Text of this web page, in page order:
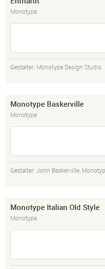
Monotype
Gestalter: Monotype Design Studio
Monotype Baskerville
Monotype
Gestalter: John Baskerville,
Monotype Italian Old Style
Monotype